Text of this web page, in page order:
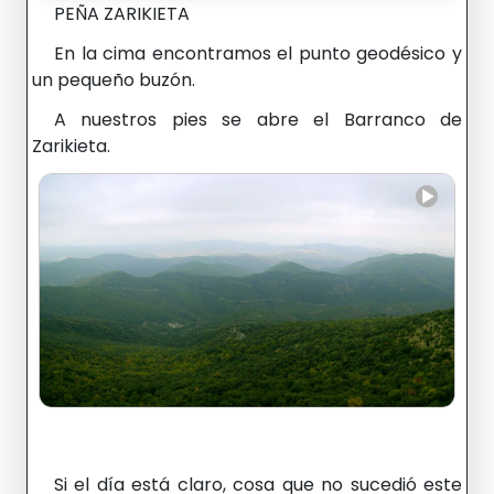
PEÑA ZARIKIETA
En la cima encontramos el punto geodésico y
un pequeño buzón.
A nuestros pies se abre el Barranco de
Zarikieta.
Si el día está claro, cosa que no sucedió este